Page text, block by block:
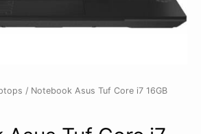
/ Notebook Asus Tuf Core i7 16GB